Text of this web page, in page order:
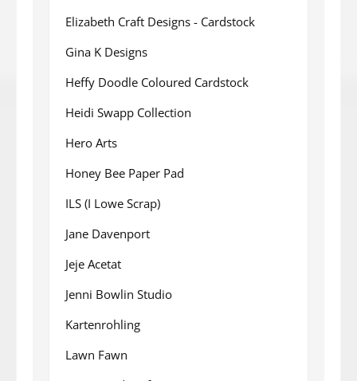
Elizabeth Craft Designs - Cardstock
Gina K Designs
Heffy Doodle Coloured Cardstock
Heidi Swapp Collection
Hero Arts
Honey Bee Paper Pad
ILS (I Lowe Scrap)
Jane Davenport
Jeje Acetat
Jenni Bowlin Studio
Kartenrohling
Lawn Fawn